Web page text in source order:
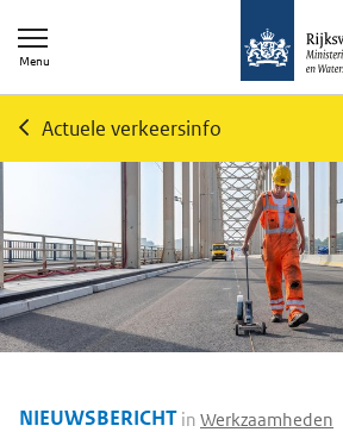
Menu
Actuele verkeersinfo
NIEUWSBERICHT in Werkzaamheden